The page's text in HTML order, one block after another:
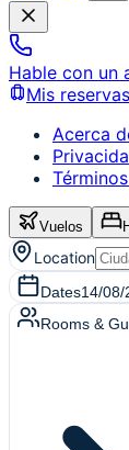
Hable con un
Mis reservas
Acerca
Vuelos
Location
Dates14/08/
Rooms &